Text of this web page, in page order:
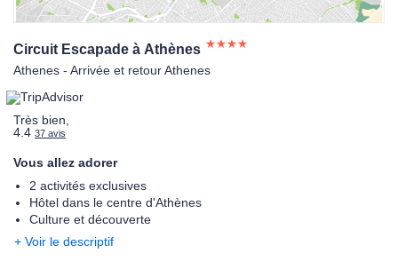
Circuit Escapade à Athènes
Athenes - Arrivée et retour Athenes
Très bien,
4.4 37 avis
Vous allez adorer
2 activités exclusives
Hôtel dans le centre d'Athènes
Culture et découverte
+ Voir le descriptif